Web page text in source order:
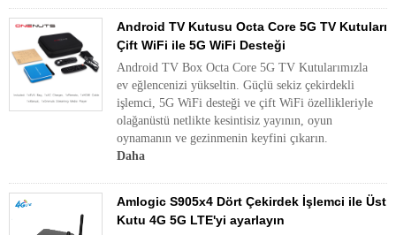
Android TV Kutusu Octa Core 5G TV Kutuları
Çift WiFi ile 5G WiFi Desteği
Android TV Box Octa Core 5G TV Kutularımızla
ev eğlencenizi yükseltin. Güçlü sekiz çekirdekli
işlemci, 5G WiFi desteği ve çift WiFi özellikleriyle
olağanüstü netlikte kesintisiz yayının, oyun
oynamanın ve gezinmenin keyfini çıkarın.
Daha
Amlogic S905x4 Dört Çekirdek İşlemci ile Üst
Kutu 4G 5G LTE'yi ayarlayın